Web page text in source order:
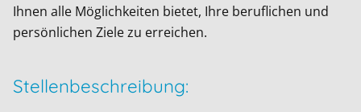
Ihnen alle Möglichkeiten bietet, Ihre beruflichen und
persönlichen Ziele zu erreichen.
Stellenbeschreibung: